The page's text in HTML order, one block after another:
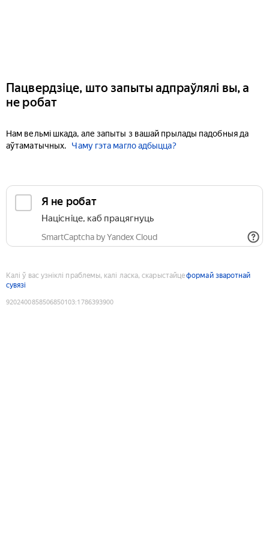
Пацвердзіце, што запыты адпраўлялі вы, а
не робат
Нам вельмі шкада, але запыты з вашай прылады падобныя да
аўтаматычных.
Чаму гэта магло адбыцца?
Я не робат
Націсніце, каб працягнуць
SmartCaptcha by Yandex Cloud
Калі ў вас узніклі праблемы, калі ласка, скарыстайцеформай зваротнай
сувязі
9202400858506850103:1786393900